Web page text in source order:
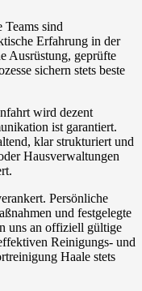
Teams sind
Erfahrung in der
Ausrüstung, geprüfte
sichern stets beste
wird dezent
ist garantiert.
klar strukturiert und
Hausverwaltungen
Persönliche
und festgelegte
uns an offiziell gültige
Reinigungs- und
Haale stets